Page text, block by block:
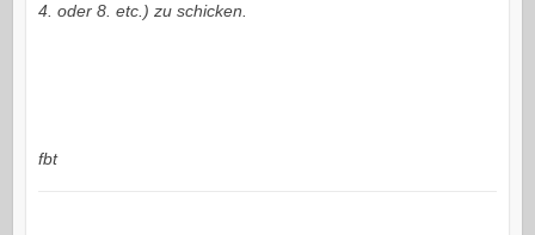
4. oder 8. etc.) zu schicken.
fbt